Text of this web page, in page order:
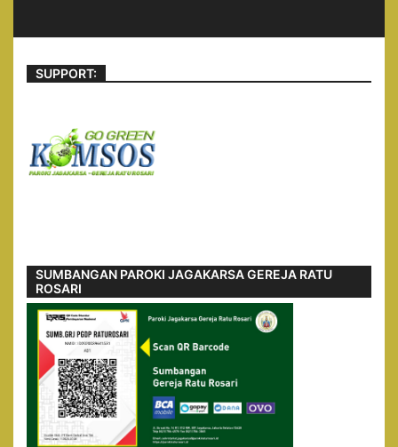
SUPPORT:
SUMBANGAN PAROKI JAGAKARSA GEREJA RATU
ROSARI